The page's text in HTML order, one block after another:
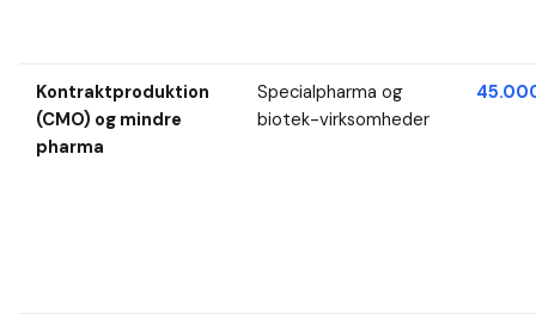
Kontraktproduktion
(CMO) og mindre
pharma
Specialpharma og
biotek-virksomheder